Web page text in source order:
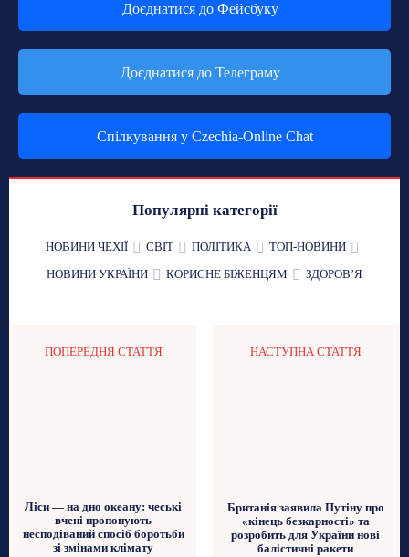
Доєднатися до Фейсбуку
Доєднатися до Телеграму
Спілкування у Czechia-Online Chat
Популярні категорії
НОВИНИ ЧЕХІЇ СВІТ ПОЛІТИКА
ТОП-НОВИНИ
НОВИНИ УКРАЇНИ
КОРИСНЕ БІЖЕНЦЯМ ЗДОРОВʼЯ
ПОПЕРЕДНЯ СТАТТЯ
Ліси — на дно океану: чеські
вчені пропонують
несподіваний спосіб боротьби
зі змінами клімату
НАСТУПНА СТАТТЯ
Британія заявила Путіну про
«кінець безкарності» та
розробить для України нові
балістичні ракети